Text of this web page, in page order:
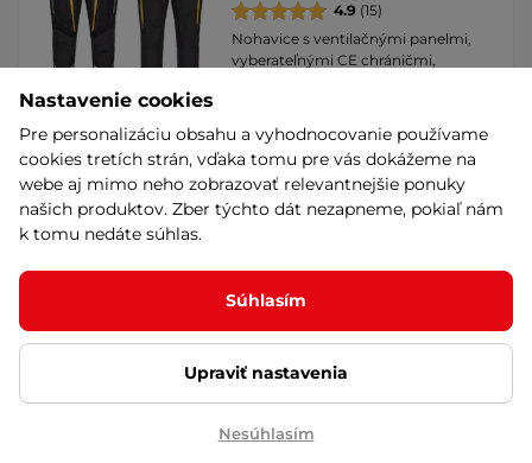
Doprava zadarmo
Akcia
4.9 (15)
Nohavice s ventilačnými panelmi,
vyberateľnými CE chráničmi,
na sklade – 11.8. u Vás
-18%
Detail
Moto jeansy W-TEC Wallbridge
Caramel - karamelová
motorku s výstužou Dupont™
93,90 € 123,90 €
Nastavenie cookies
Pre personalizáciu obsahu a vyhodnocovanie používame
cookies tretích strán, vďaka tomu pre vás dokážeme na
webe aj mimo neho zobrazovať relevantnejšie ponuky
našich produktov. Zber týchto dát nezapneme, pokiaľ nám
k tomu nedáte súhlas.
Súhlasím
Upraviť nastavenia
Nesúhlasím